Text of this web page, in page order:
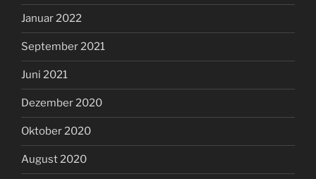
Januar 2022
September 2021
Juni 2021
Dezember 2020
Oktober 2020
August 2020